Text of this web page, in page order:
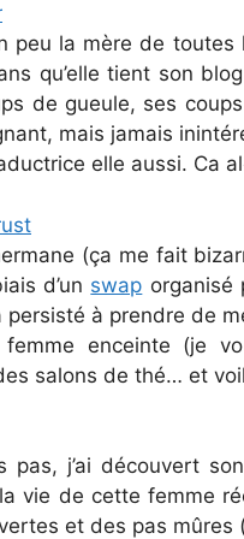
peu la mère de toutes
qu’elle tient son
de gueule, ses
mais jamais
elle aussi. Ca
(ça me fait
d’un swap organisé
persisté à prendre de
enceinte (je
salons de thé… et
pas, j’ai découvert
la vie de cette femme
et des pas